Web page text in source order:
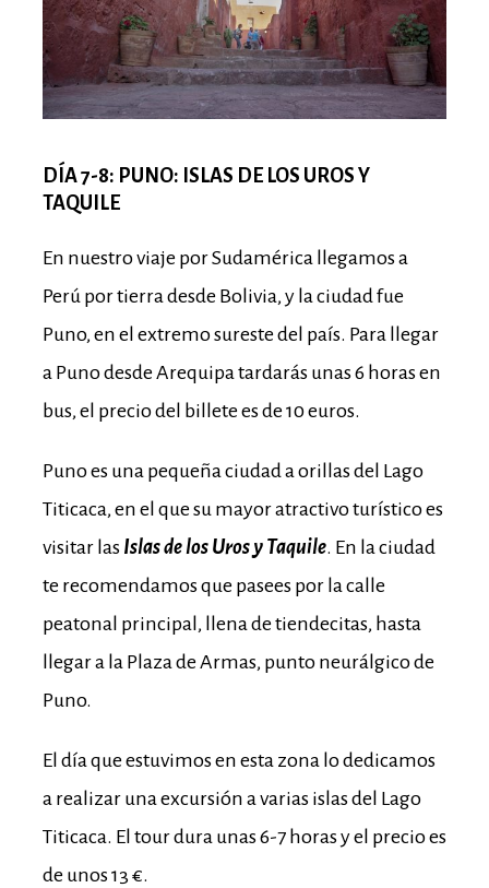
DÍA 7-8: PUNO: ISLAS DE LOS UROS Y
TAQUILE
En nuestro viaje por Sudamérica llegamos a
Perú por tierra desde Bolivia, y la ciudad fue
Puno, en el extremo sureste del país. Para llegar
a Puno desde Arequipa tardarás unas 6 horas en
bus, el precio del billete es de 10 euros.
Puno es una pequeña ciudad a orillas del Lago
Titicaca, en el que su mayor atractivo turístico es
visitar las Islas de los Uros y Taquile. En la ciudad
te recomendamos que pasees por la calle
peatonal principal, llena de tiendecitas, hasta
llegar a la Plaza de Armas, punto neurálgico de
Puno.
E l día que estuvimos en esta zona lo dedicamos
a realizar una excursión a varias islas del Lago
Titicaca. El tour dura unas 6-7 horas y el precio es
de unos 13 €.